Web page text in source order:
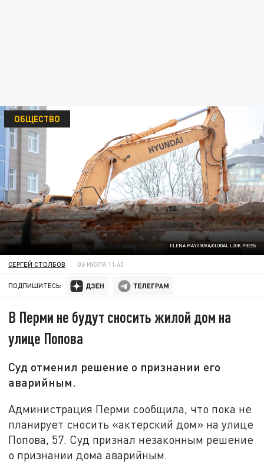
ELENA MAYOROVA/GLOBAL LOOK PRESS
ОБЩЕСТВО
СЕРГЕЙ СТОЛБОВ 06 ИЮЛЯ 11:43
ПОДПИШИТЕСЬ:
В Перми не будут сносить жилой дом на
улице Попова
Суд отменил решение о признании его
аварийным.
Администрация Перми сообщила, что пока не
планирует сносить «актерский дом» на улице
Попова, 57. Суд признал незаконным решение
о признании дома аварийным.